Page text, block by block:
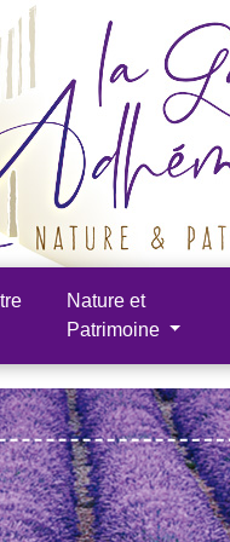
Nature et
Patrimoine